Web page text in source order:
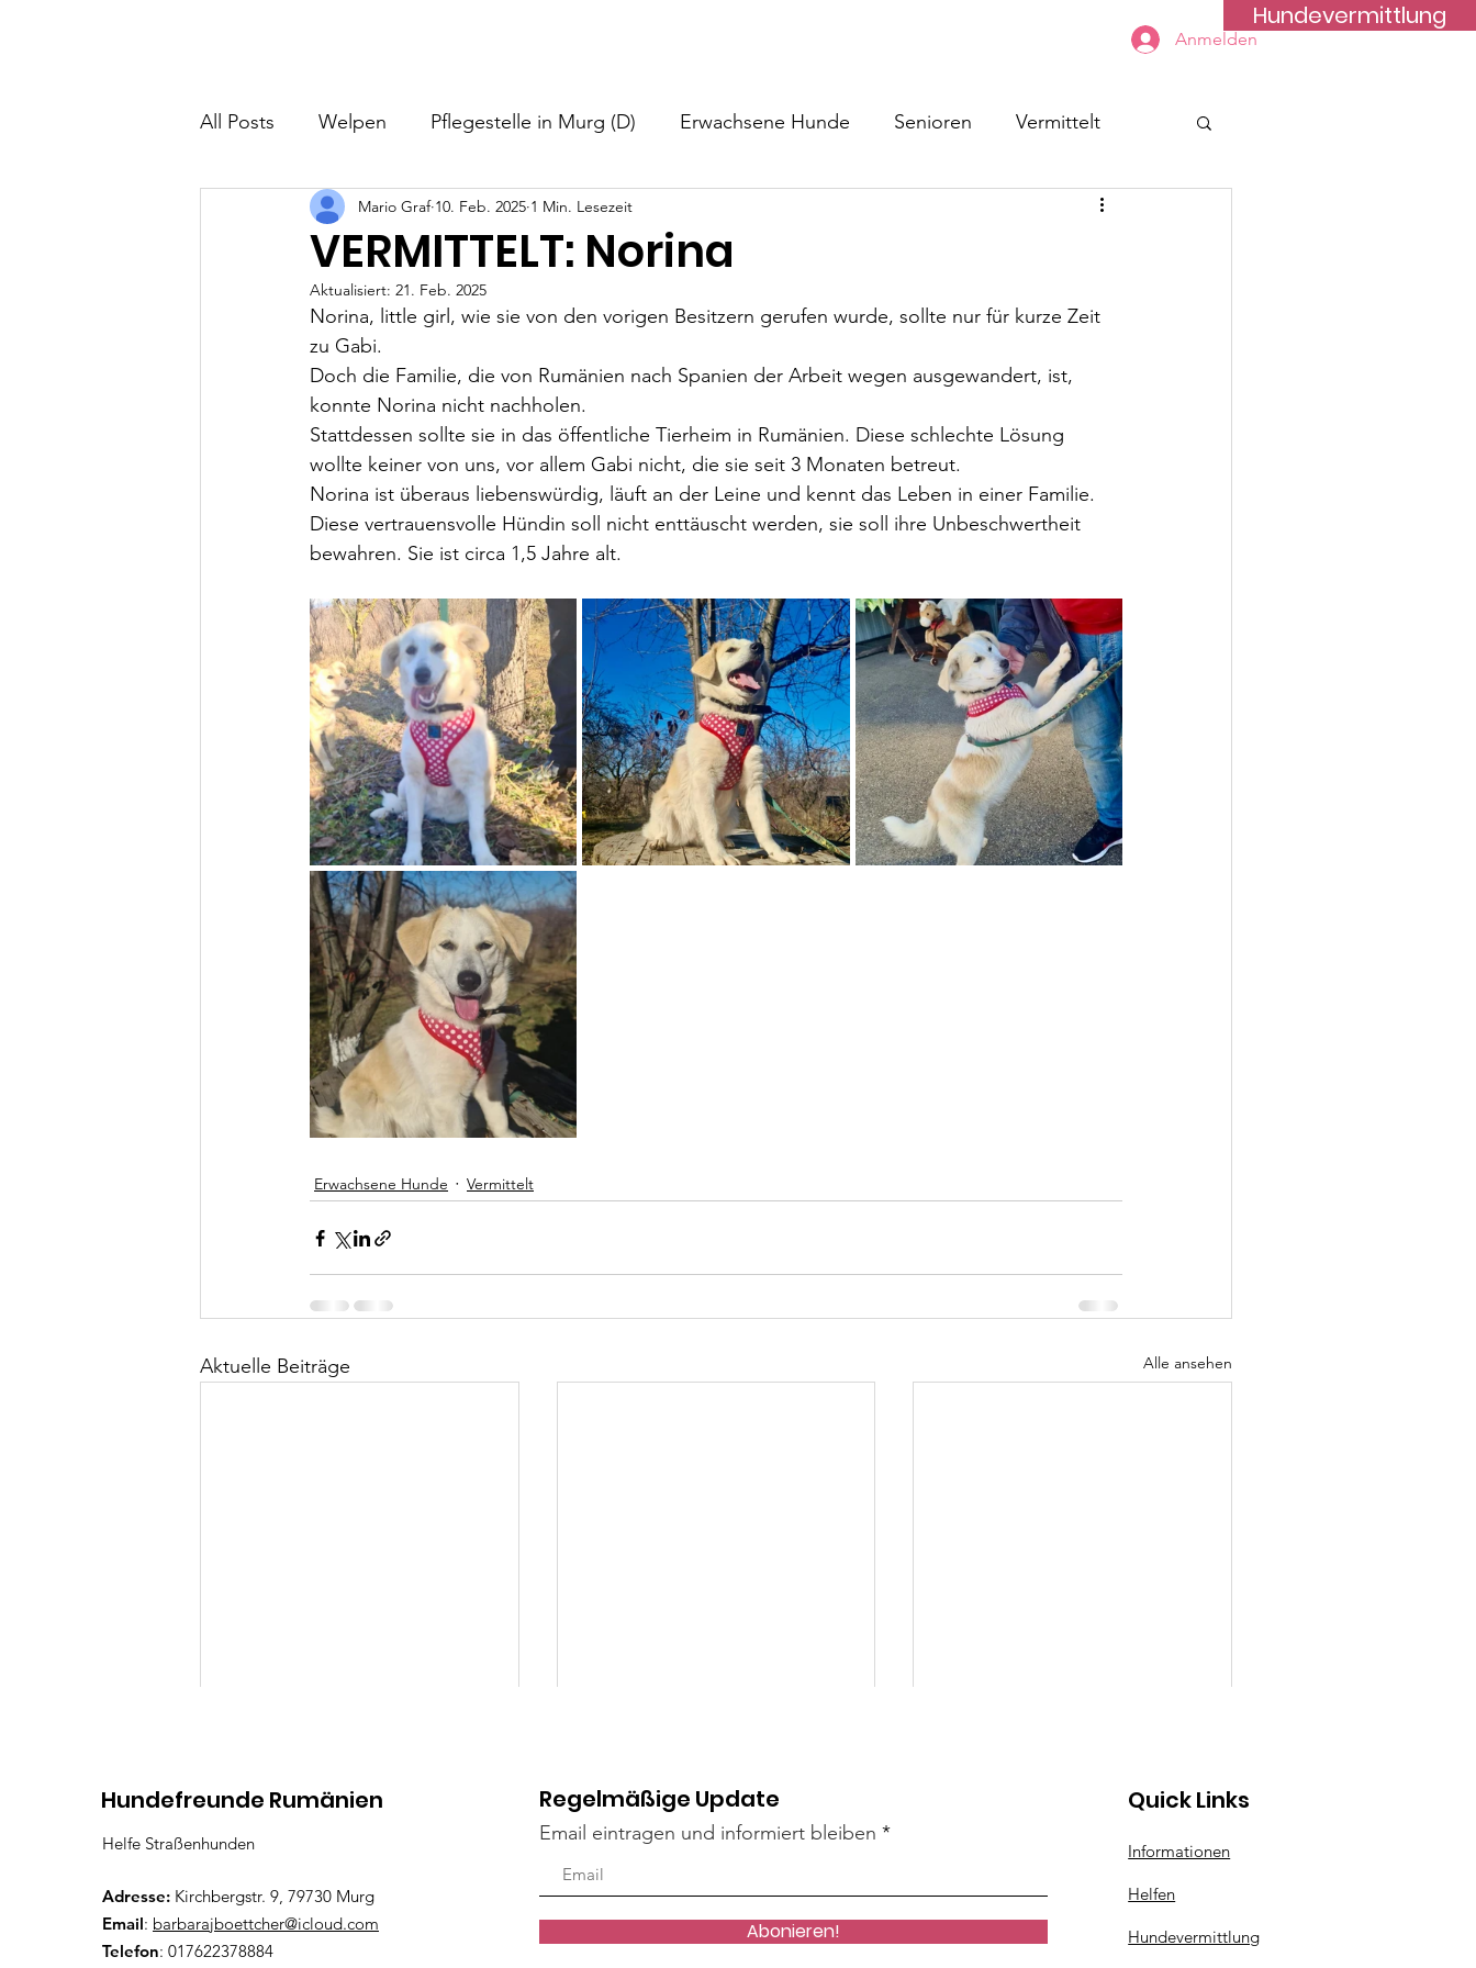
Hundevermittlung
Anmelden
All Posts Welpen Pflegestelle in Murg (D) Erwachsene Hunde Senioren Vermittelt
VERMITTELT: Norina
Mario Graf 10. Feb. 2025 1 Min. Lesezeit
Aktualisiert: 21. Feb. 2025
Norina, little girl, wie sie von den vorigen Besitzern gerufen wurde, sollte nur für kurze Zeit
zu Gabi.
Doch die Familie, die von Rumänien nach Spanien der Arbeit wegen ausgewandert, ist,
konnte Norina nicht nachholen.
Stattdessen sollte sie in das öffentliche Tierheim in Rumänien. Diese schlechte Lösung
wollte keiner von uns, vor allem Gabi nicht, die sie seit 3 Monaten betreut.
Norina ist überaus liebenswürdig, läuft an der Leine und kennt das Leben in einer Familie.
Diese vertrauensvolle Hündin soll nicht enttäuscht werden, sie soll ihre Unbeschwertheit
bewahren. Sie ist circa 1,5 Jahre alt.
Erwachsene Hunde Vermittelt
Aktuelle Beiträge Alle ansehen
Virginia
Hundefreunde Rumänien
Helfe Straßenhunden
Adresse: Kirchbergstr. 9, 79730 Murg
Email: barbarajboettcher@icloud.com
Telefon: 017622378884
Regelmäßige Update
Email eintragen und informiert bleiben
Abonieren!
Quick Links
Informationen
Helfen
Hundevermittlung